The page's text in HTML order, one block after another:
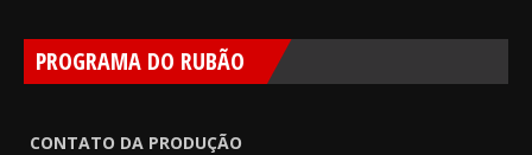
PROGRAMA DO RUBÃO
CONTATO DA PRODUÇÃO